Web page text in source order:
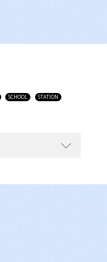
SCHOOL STATION